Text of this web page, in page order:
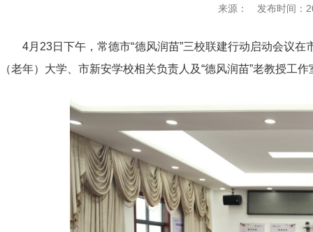
来源： 发布时间：
4月23日下午，常德市“德风润苗”三校联建行动启动会议在
（老年）大学、市新安学校相关负责人及“德风润苗”老教授工